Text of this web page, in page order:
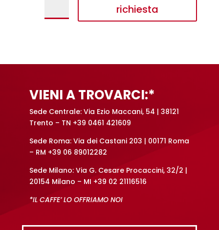
richiesta
VIENI A TROVARCI:*
Sede Centrale: Via Ezio Maccani, 54 | 38121
Trento – TN +39 0461 421609
Sede Roma: Via dei Castani 203 | 00171 Roma
– RM +39 06 89012282
Sede Milano: Via G. Cesare Procaccini, 32/2 |
20154 Milano – MI +39 02 21116516
*IL CAFFE’ LO OFFRIAMO NOI